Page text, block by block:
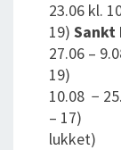
23.06 kl.
19) Sankt
27.06 –
19)
10.08 −
– 17)
lukket)